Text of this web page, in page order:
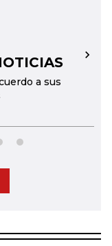
a sus
→